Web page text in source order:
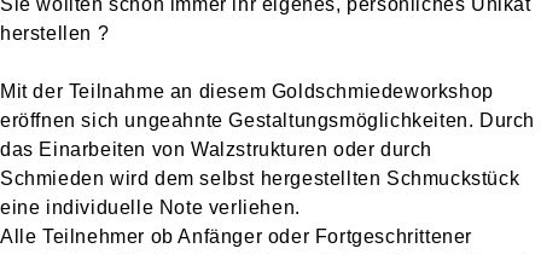
Sie wollten schon immer ihr eigenes, persönliches Unikat
herstellen ?
Mit der Teilnahme an diesem Goldschmiedeworkshop
eröffnen sich ungeahnte Gestaltungsmöglichkeiten. Durch
das Einarbeiten von Walzstrukturen oder durch
Schmieden wird dem selbst hergestellten Schmuckstück
eine individuelle Note verliehen.
Alle Teilnehmer ob Anfänger oder Fortgeschrittener